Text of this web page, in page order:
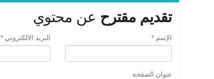
تقديم مقترح عن محتوي
الإسم * البريد الالكتروني *
عنوان الصفحة